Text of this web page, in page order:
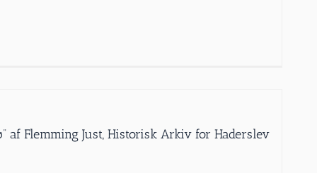
af Flemming Just, Historisk Arkiv for Haderslev